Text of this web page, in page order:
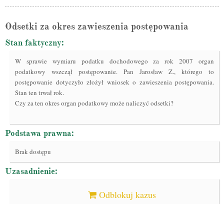
Odsetki za okres zawieszenia postępowania
Stan faktyczny:
W sprawie wymiaru podatku dochodowego za rok 2007 organ
podatkowy wszczął postępowanie. Pan Jarosław Z., którego to
postępowanie dotyczyło złożył wniosek o zawieszenia postępowania.
Stan ten trwał rok.
Czy za ten okres organ podatkowy może naliczyć odsetki?
Podstawa prawna:
Brak dostępu
Uzasadnienie:
Odblokuj kazus